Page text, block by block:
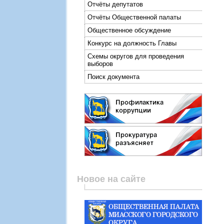
Отчёты депутатов
Отчёты Общественной палаты
Общественное обсуждение
Конкурс на должность Главы
Схемы округов для проведения
выборов
Поиск документа
Новое на сайте